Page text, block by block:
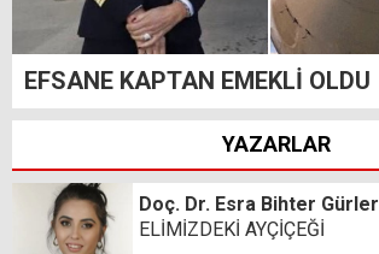
EFSANE KAPTAN EMEKLİ OLDU
YAZARLAR
Doç. Dr. Esra Bihter Gürler
ELİMİZDEKİ AYÇİÇEĞİ